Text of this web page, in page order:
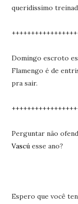
queridissimo
Domingo escroto
Flamengo é de
pra sair.
Perguntar não
Vascúesse ano?
Espero que você